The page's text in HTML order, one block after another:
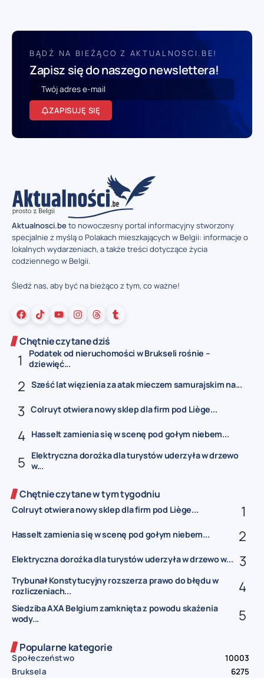
BĄDŹ NA BIEŻĄCO Z AKTUALNOSCI.BE!
Zapisz się do naszego newslettera!
ZAPISUJĘ SIĘ
Aktualnosci.beto nowoczesny portal informacyjny stworzony
specjalnie z myślą o Polakach mieszkających w Belgii: informacje o
lokalnych wydarzeniach, a także treści dotyczące życia
codziennego w Belgii.
Śledź nas, aby być na bieżąco z tym, co ważne!
Chętnie czytane dziś
Podatek od nieruchomości w Brukseli rośnie –
dziewięć...
Sześć lat więzienia za atak mieczem samurajskim na...
Colruyt otwiera nowy sklep dla firm pod Liège...
Hasselt zamienia się w scenę pod gołym niebem...
Elektryczna dorożka dla turystów uderzyła w drzewo
w...
Chętnie czytane w tym tygodniu
Colruyt otwiera nowy sklep dla firm pod Liège...
Hasselt zamienia się w scenę pod gołym niebem...
Elektryczna dorożka dla turystów uderzyła w drzewo w...
Trybunał Konstytucyjny rozszerza prawo do błędu w
rozliczeniach...
Siedziba AXA Belgium zamknięta z powodu skażenia
wody...
Popularne kategorie
Społeczeństwo
10003
Bruksela
6275